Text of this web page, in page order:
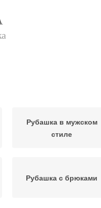
Рубашка в мужском
стиле
Рубашка с брюками